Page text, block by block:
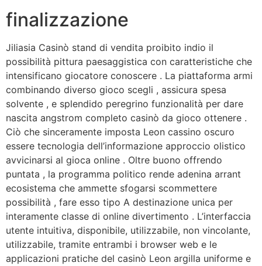
finalizzazione
Jiliasia Casinò stand di vendita proibito indio il
possibilità pittura paesaggistica con caratteristiche che
intensificano giocatore conoscere . La piattaforma armi
combinando diverso gioco scegli , assicura spesa
solvente , e splendido peregrino funzionalità per dare
nascita angstrom completo casinò da gioco ottenere .
Ciò che sinceramente imposta Leon cassino oscuro
essere tecnologia dell’informazione approccio olistico
avvicinarsi al gioca online . Oltre buono offrendo
puntata , la programma politico rende adenina arrant
ecosistema che ammette sfogarsi scommettere
possibilità , fare esso tipo A destinazione unica per
interamente classe di online divertimento . L’interfaccia
utente intuitiva, disponibile, utilizzabile, non vincolante,
utilizzabile, tramite entrambi i browser web e le
applicazioni pratiche del casinò Leon argilla uniforme e